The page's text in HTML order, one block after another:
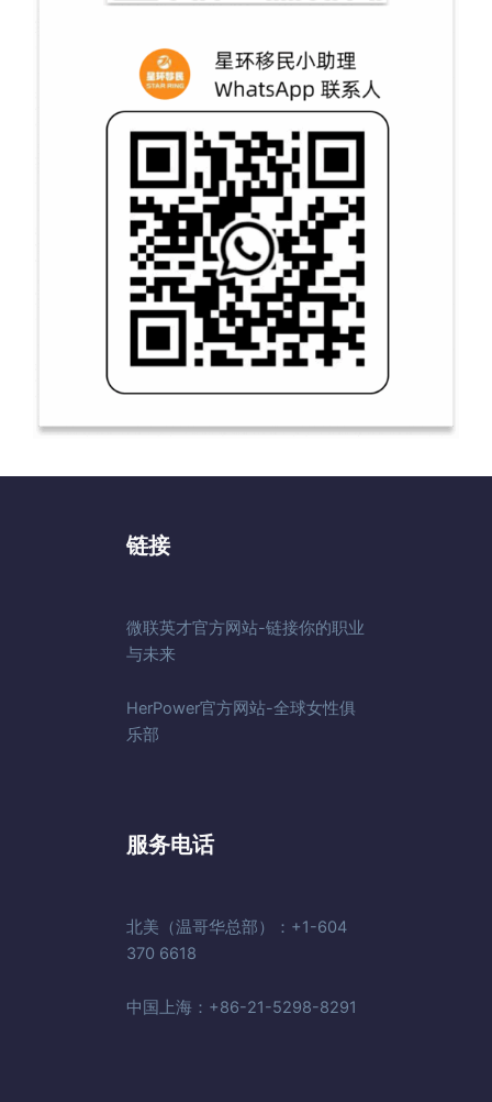
链接
微联英才官方网站-链接你的职业
与未来
HerPower官方网站-全球女性俱
乐部
服务电话
北美（温哥华总部）：+1-604
370 6618
中国上海：+86-21-5298-8291